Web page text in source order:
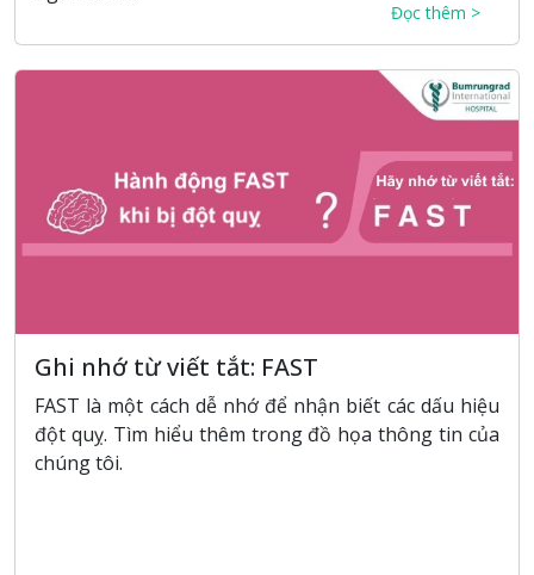
Đọc thêm >
Ghi nhớ từ viết tắt: FAST
FAST là một cách dễ nhớ để nhận biết các dấu hiệu
đột quỵ. Tìm hiểu thêm trong đồ họa thông tin của
chúng tôi.